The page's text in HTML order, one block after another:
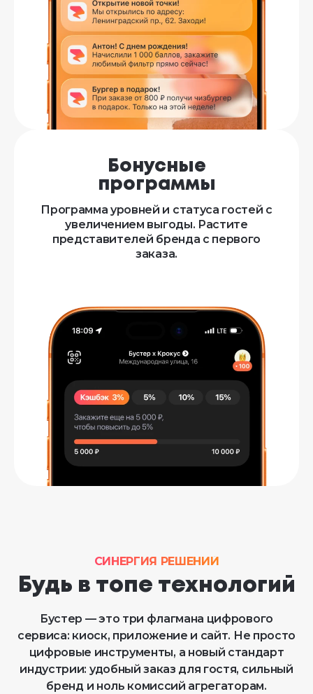
Бонусные
программы
Программа уровней и статуса гостей с
увеличением выгоды. Растите
представителей бренда с первого
заказа.
СИНЕРГИЯ РЕШЕНИЙ
Будь в топе технологий
Бустер — это три флагмана цифрового
сервиса: киоск, приложение и сайт. Не просто
цифровые инструменты, а новый стандарт
индустрии: удобный заказ для гостя, сильный
бренд и ноль комиссий агрегаторам.